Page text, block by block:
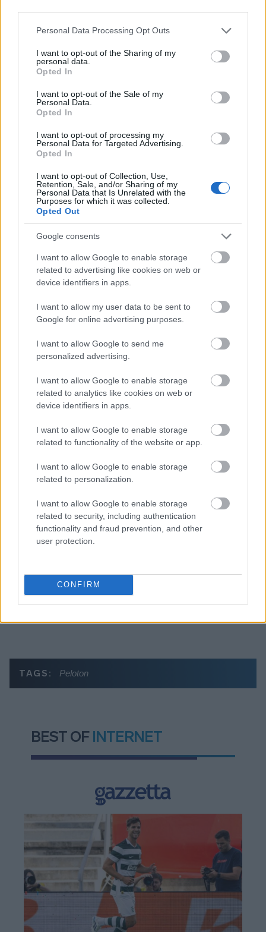
Please note that this website/app uses one or more Google
not limited to your visit or usage behaviour. You may click to
grant or deny consent to Google and its third-party tags to
use your data for below specified purposes in below Google
consent section.
Personal Data Processing Opt Outs
I want to opt-out of the Sharing of my
personal data.
Opted In
I want to opt-out of the Sale of my
Personal Data.
Opted In
I want to opt-out of processing my
Personal Data for Targeted Advertising.
Opted In
I want to opt-out of Collection, Use,
Retention, Sale, and/or Sharing of my
Personal Data that Is Unrelated with the
Purposes for which it was collected.
Opted Out
Google consents
I want to allow Google to enable storage
related to advertising like cookies on web or
device identifiers in apps.
I want to allow my user data to be sent to
Google for online advertising purposes.
I want to allow Google to send me
personalized advertising.
I want to allow Google to enable storage
related to analytics like cookies on web or
device identifiers in apps.
I want to allow Google to enable storage
related to functionality of the website or app.
I want to allow Google to enable storage
related to personalization.
I want to allow Google to enable storage
related to security, including authentication
functionality and fraud prevention, and other
user protection.
CONFIRM
Για ολόκληρο το έτος, η Peloton αναμένει ότι οι
συνδρομές εφαρμογών επί πληρωμή θα μειωθούν
κατά 6% σε 700.000 έως 850.000 και τα έσοδα
θα μειωθούν κατά 2% στα 2,7 δισ. έως 2,8 δισ.
δολάρια.Οι αναλυτές ανέμεναν τα έσοδα
ολόκληρου του έτους να είναι σύμφωνα με τις
προβλέψεις της Peloton στα 2,79 δισ.
δολάρια, σύμφωνα με την LSEG.
Ακολουθήστε τοinsider.gr στο Google News
και μάθετε
από την Ελλάδα και τον κόσμο.
Μεταβιβάσεις ακινήτων: Στο σκάνερ χιλιάδες
συμβόλαια του 2025 για το πιστοποιητικό
ΕΝΦΙΑ
Πώς μπορείτε να βγείτε νωρίτερα στη σύνταξη
- Οι 3 κινήσεις που πρέπει να γίνουν εγκαίρως
TAGS: Peloton
BEST OF INTERNET